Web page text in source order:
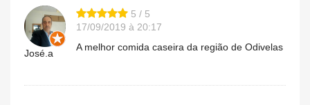
José.a
5 / 5
17/09/2019 à 20:17
A melhor comida caseira da região de Odivelas